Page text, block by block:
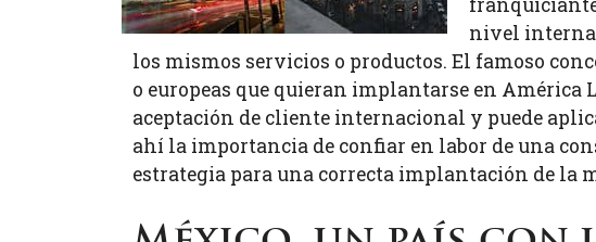
nivel
los mismos servicios o productos. El famoso
o europeas que quieran implantarse en América
aceptación de cliente internacional y puede
ahí la importancia de confiar en labor de una
estrategia para una correcta implantación de la